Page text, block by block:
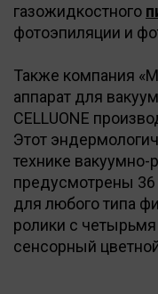
газожидкостного
фотоэпиляции и
Также компания
аппарат для
CELLUONE
Этот
технике
предусмотрены 36
для любого типа
ролики с
сенсорный